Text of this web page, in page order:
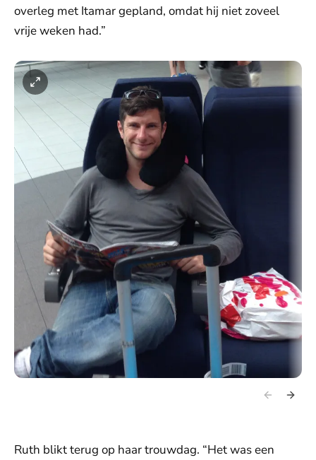
overleg met Itamar gepland, omdat hij niet zoveel
vrije weken had.”
Ruth blikt terug op haar trouwdag. “Het was een